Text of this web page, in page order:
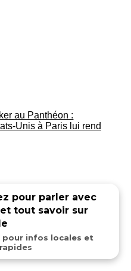
au Panthéon :
Unis à Paris lui rend
pour parler avec
tout savoir sur
pour infos locales et